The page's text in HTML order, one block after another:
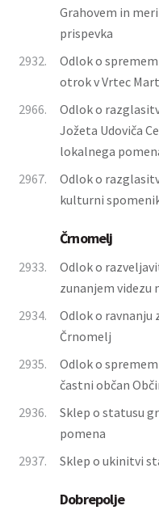
Grahovem in
prispevka
2932.
Odlok o
otrok v Vrtec
2966.
Odlok o
Jožeta Udoviča
lokalnega
2967.
Odlok o
kulturni
Črnomelj
2933.
Odlok o
zunanjem videzu
2934.
Odlok o ravnanju
Črnomelj
2935.
Odlok o
častni občan
2936.
Sklep o statusu
pomena
2937.
Sklep o ukinitvi
Dobrepolje